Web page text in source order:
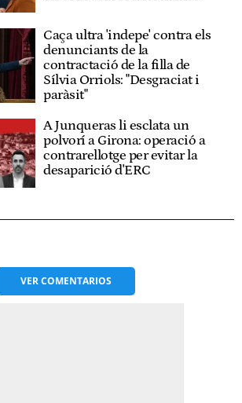
Caça ultra 'indepe' contra els
denunciants de la
contractació de la filla de
Sílvia Orriols: "Desgraciat i
paràsit"
A Junqueras li esclata un
polvorí a Girona: operació a
contrarellotge per evitar la
desaparició d'ERC
VERCOMENTARIOS